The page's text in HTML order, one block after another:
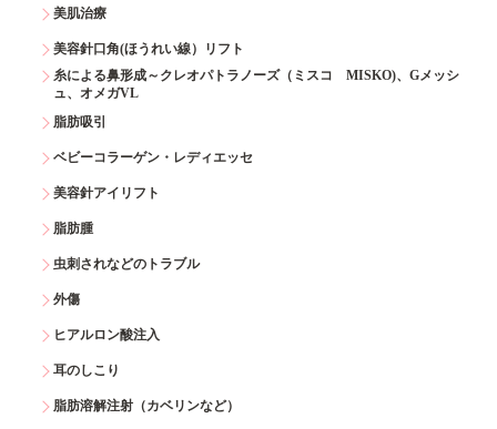
美肌治療
美容針口角(ほうれい線）リフト
糸による鼻形成～クレオパトラノーズ（ミスコ MISKO)、Gメッシ
ュ、オメガVL
脂肪吸引
ベビーコラーゲン・レディエッセ
美容針アイリフト
脂肪腫
虫刺されなどのトラブル
外傷
ヒアルロン酸注入
耳のしこり
脂肪溶解注射（カベリンなど）